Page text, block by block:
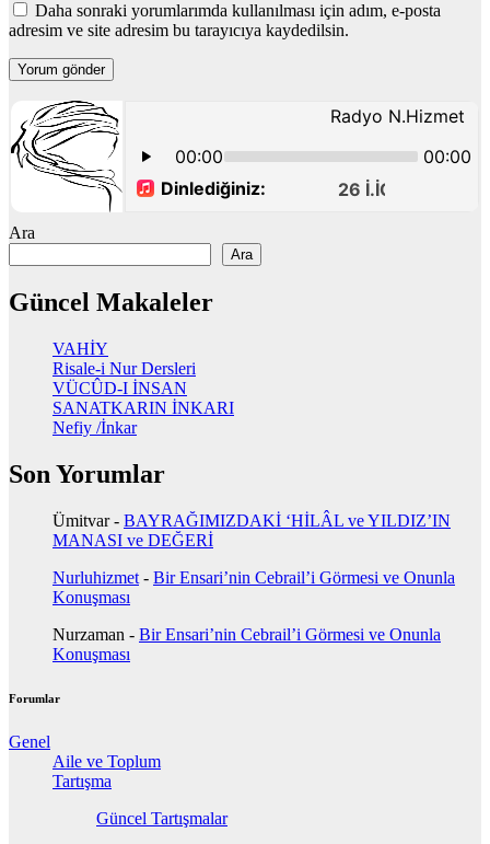
Daha sonraki yorumlarımda kullanılması için adım, e-posta
adresim ve site adresim bu tarayıcıya kaydedilsin.
Ara
Ara
Güncel Makaleler
VAHİY
Risale-i Nur Dersleri
VÜCÛD-I İNSAN
SANATKARIN İNKARI
Nefiy /İnkar
Son Yorumlar
Ümitvar- BAYRAĞIMIZDAKİ ‘HİLÂL ve YILDIZ’IN
MANASI ve DEĞERİ
Nurluhizmet - Bir Ensari’nin Cebrail’i Görmesi ve Onunla
Konuşması
Nurzaman - Bir Ensari’nin Cebrail’i Görmesi ve Onunla
Konuşması
Forumlar
Genel
Aile ve Toplum
Tartışma
Güncel Tartışmalar